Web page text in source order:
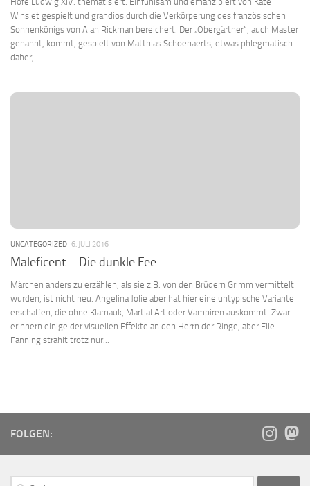
Winslet gespielt und grandios durch die Verkörperung des französischen
Sonnenkönigs von Alan Rickman bereichert. Der „Obergärtner“, auch Master
genannt, kommt, gespielt von Matthias Schoenaerts, etwas phlegmatisch
daher,...
UNCATEGORIZED 6. JULI 2016
Maleficent – Die dunkle Fee
Märchen anders zu erzählen, als sie z.B. von den Brüdern Grimm vermittelt
wurden, ist nicht neu. Angelina Jolie aber hat hier eine untypische Variante
erschaffen, die ohne Klamauk, Martial Art oder Vampiren auskommt. Zwar
erinnern einige der visuellen Effekte an den Herrn der Ringe, aber Elle
Fanning strahlt trotz nur...
FOLGEN: